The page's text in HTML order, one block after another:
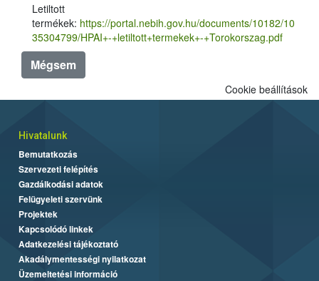
Letiltott
termékek: https://portal.nebih.gov.hu/documents/10182/10
35304799/HPAI+-+letiltott+termekek+-+Torokorszag.pdf
Mégsem
Cookie beállítások
Hivatalunk
Bemutatkozás
Szervezeti felépítés
Gazdálkodási adatok
Felügyeleti szervünk
Projektek
Kapcsolódó linkek
Adatkezelési tájékoztató
Akadálymentességi nyilatkozat
Üzemeltetési információ